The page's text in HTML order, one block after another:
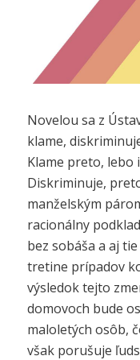
Novelou sa z
klame,
Klame preto, lebo
Diskriminuje,
manželským
racionálny
bez sobáša a aj
tretine prípadov
výsledok tejto
domovoch bude
maloletých osôb,
však porušuje